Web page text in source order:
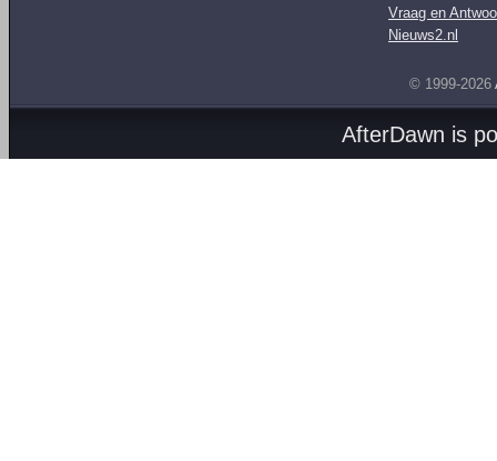
Vraag en
Nieuws2.nl
© 1999-2026
AfterDawn is